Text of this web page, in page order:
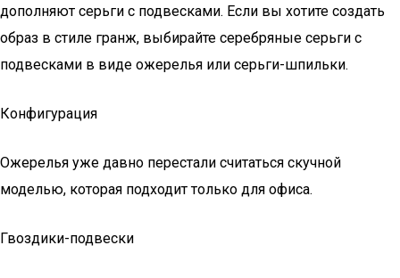
дополняют серьги с подвесками. Если вы хотите создать
образ в стиле гранж, выбирайте серебряные серьги с
подвесками в виде ожерелья или серьги-шпильки.
Конфигурация
Ожерелья уже давно перестали считаться скучной
моделью, которая подходит только для офиса.
Гвоздики-подвески